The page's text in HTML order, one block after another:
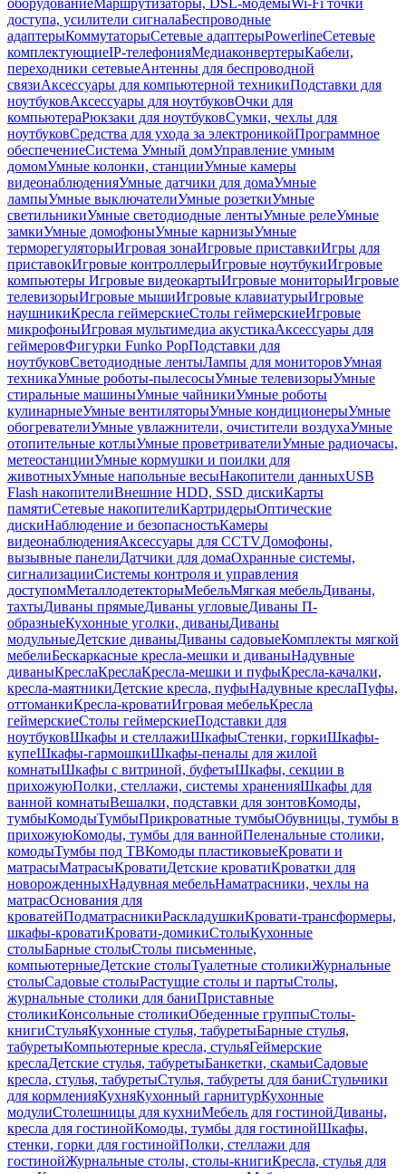
оборудованиеМаршрутизаторы, DSL-модемыWi-Fi точки
доступа, усилители сигналаБеспроводные
адаптерыКоммутаторыСетевые адаптерыPowerlineСетевые
комплектующиеIP-телефонияМедиаконвертерыКабели,
переходники сетевыеАнтенны для беспроводной
связиАксессуары для компьютерной техникиПодставки для
ноутбуковАксессуары для ноутбуковОчки для
компьютераРюкзаки для ноутбуковСумки, чехлы для
ноутбуковСредства для ухода за электроникойПрограммное
обеспечениеСистема Умный домУправление умным
домомУмные колонки, станцииУмные камеры
видеонаблюденияУмные датчики для домаУмные
лампыУмные выключателиУмные розеткиУмные
светильникиУмные светодиодные лентыУмные релеУмные
замкиУмные домофоныУмные карнизыУмные
терморегуляторыИгровая зонаИгровые приставкиИгры для
приставокИгровые контроллерыИгровые ноутбукиИгровые
компьютеры Игровые видеокартыИгровые мониторыИгровые
телевизорыИгровые мышиИгровые клавиатурыИгровые
наушникиКресла геймерскиеСтолы геймерскиеИгровые
микрофоныИгровая мультимедиа акустикаАксессуары для
геймеровФигурки Funko PopПодставки для
ноутбуковСветодиодные лентыЛампы для мониторовУмная
техникаУмные роботы-пылесосыУмные телевизорыУмные
стиральные машиныУмные чайникиУмные роботы
кулинарныеУмные вентиляторыУмные кондиционерыУмные
обогревателиУмные увлажнители, очистители воздухаУмные
отопительные котлыУмные проветривателиУмные радиочасы,
метеостанцииУмные кормушки и поилки для
животныхУмные напольные весыНакопители данныхUSB
Flash накопителиВнешние HDD, SSD дискиКарты
памятиСетевые накопителиКартридерыОптические
дискиНаблюдение и безопасностьКамеры
видеонаблюденияАксессуары для CCTVДомофоны,
вызывные панелиДатчики для домаОхранные системы,
сигнализацииСистемы контроля и управления
доступомМеталлодетекторыМебельМягкая мебельДиваны,
тахтыДиваны прямыеДиваны угловыеДиваны П-
образныеКухонные уголки, диваныДиваны
модульныеДетские диваныДиваны садовыеКомплекты мягкой
мебелиБескаркасные кресла-мешки и диваныНадувные
диваныКреслаКреслаКресла-мешки и пуфыКресла-качалки,
кресла-маятникиДетские кресла, пуфыНадувные креслаПуфы,
оттоманкиКресла-кроватиИгровая мебельКресла
геймерскиеСтолы геймерскиеПодставки для
ноутбуковШкафы и стеллажиШкафыСтенки, горкиШкафы-
купеШкафы-гармошкиШкафы-пеналы для жилой
комнатыШкафы с витриной, буфетыШкафы, секции в
прихожуюПолки, стеллажи, системы храненияШкафы для
ванной комнатыВешалки, подставки для зонтовКомоды,
тумбыКомодыТумбыПрикроватные тумбыОбувницы, тумбы в
прихожуюКомоды, тумбы для ваннойПеленальные столики,
комодыТумбы под ТВКомоды пластиковыеКровати и
матрасыМатрасыКроватиДетские кроватиКроватки для
новорожденныхНадувная мебельНаматрасники, чехлы на
матрасОснования для
кроватейПодматрасникиРаскладушкиКровати-трансформеры,
шкафы-кроватиКровати-домикиСтолыКухонные
столыБарные столыСтолы письменные,
компьютерныеДетские столыТуалетные столикиЖурнальные
столыСадовые столыРастущие столы и партыСтолы,
журнальные столики для баниПриставные
столикиКонсольные столикиОбеденные группыСтолы-
книгиСтульяКухонные стулья, табуретыБарные стулья,
табуретыКомпьютерные кресла, стульяГеймерские
креслаДетские стулья, табуретыБанкетки, скамьиСадовые
кресла, стулья, табуретыСтулья, табуреты для баниСтульчики
для кормленияКухняКухонный гарнитурКухонные
модулиСтолешницы для кухниМебель для гостинойДиваны,
кресла для гостинойКомоды, тумбы для гостинойШкафы,
стенки, горки для гостинойПолки, стеллажи для
гостинойЖурнальные столы, столы-книгиКресла, стулья для